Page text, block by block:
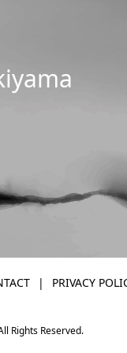
PRIVACY
Rights Reserved.